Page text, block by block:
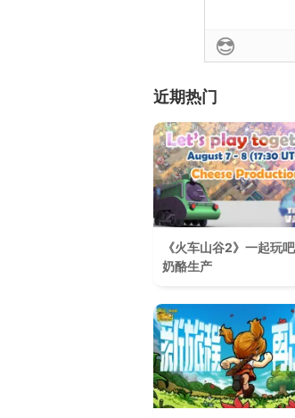
近期热门
《火车山谷2》一起
奶酪生产